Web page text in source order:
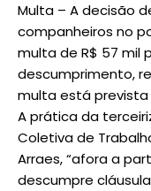
Multa – A decisão
companheiros no
multa de R$ 57 mil
descumprimento,
multa está
A prática da
Coletiva de
Arraes, “afora a
descumpre